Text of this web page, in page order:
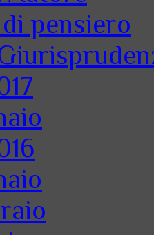
pensiero